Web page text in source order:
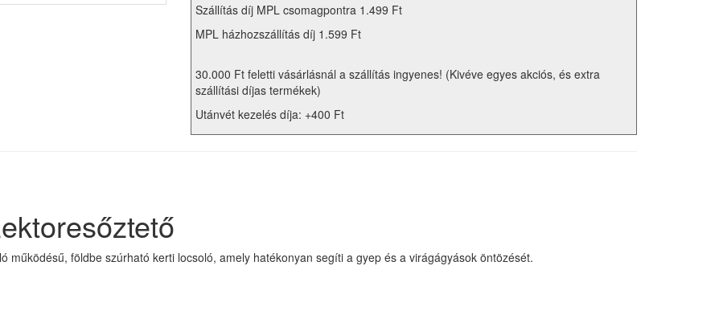
Szállítás díj MPL csomagpontra 1.499 Ft
MPL házhozszállítás díj 1.599 Ft
30.000 Ft feletti vásárlásnál a szállítás ingyenes! (Kivéve egyes akciós, és extra
szállítási díjas termékek)
Utánvét kezelés díja: +400 Ft
működésű, földbe szúrható kerti locsoló, amely hatékonyan segíti a gyep és a virágágyások öntözését.